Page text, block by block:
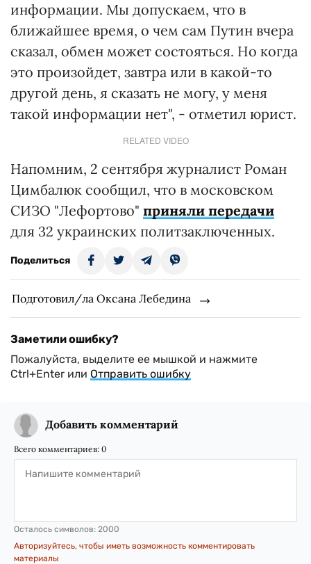
информации. Мы допускаем, что в
ближайшее время, о чем сам Путин вчера
сказал, обмен может состояться. Но когда
это произойдет, завтра или в какой-то
другой день, я сказать не могу, у меня
такой информации нет", - отметил юрист.
RELATED VIDEO
Напомним, 2 сентября журналист Роман
Цимбалюк сообщил, что в московском
СИЗО "Лефортово" приняли передачи
для 32 украинских политзаключенных.
Поделиться
Подготовил/ла Оксана Лебедина
Заметили ошибку?
Пожалуйста, выделите ее мышкой и нажмите
Ctrl+Enter или Отправить ошибку
Добавить комментарий
Всего комментариев: 0
Осталось символов: 2000
Авторизуйтесь, чтобы иметь возможность комментировать
материалы